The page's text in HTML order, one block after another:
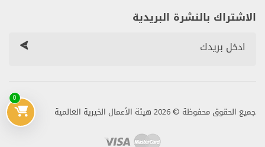
0
الاشتراك بالنشرة البريدية
جميع الحقوق محفوظة © 2026 هيئة الأعمال الخيرية العالمية